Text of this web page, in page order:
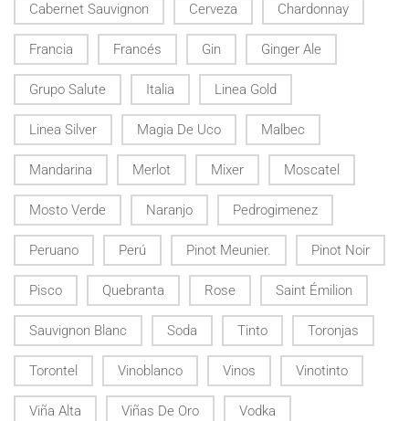
Cabernet Sauvignon Cerveza Chardonnay
Francia Francés Gin Ginger Ale
Grupo Salute Italia Linea Gold
Linea Silver Magia De Uco Malbec
Mandarina Merlot Mixer Moscatel
Mosto Verde Naranjo Pedrogimenez
Peruano Perú Pinot Meunier. Pinot Noir
Pisco Quebranta Rose Saint Émilion
Sauvignon Blanc Soda Tinto Toronjas
Torontel Vinoblanco Vinos Vinotinto
Viña Alta Viñas De Oro Vodka